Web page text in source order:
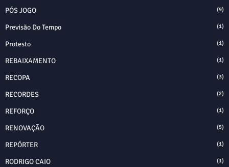
PÓS JOGO (9)
Previsão Do Tempo (1)
Protesto (1)
REBAIXAMENTO (1)
RECOPA (3)
RECORDES (2)
REFORÇO (1)
RENOVAÇÃO (5)
REPÓRTER (1)
RODRIGO CAIO (1)